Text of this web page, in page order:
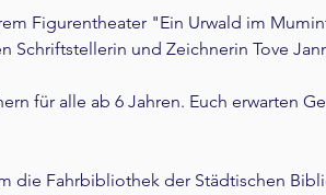
Figurentheater "Ein Urwald im
Schriftstellerin und Zeichnerin Tove
für alle ab 6 Jahren. Euch erwarten
die Fahrbibliothek der Städtischen